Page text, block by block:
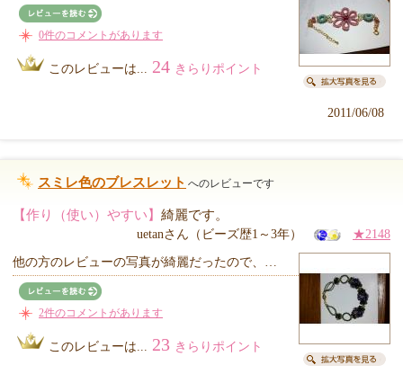
0件のコメントがあります
このレビューは... 24 きらりポイント
2011/06/08
スミレ色のブレスレット へのレビューです
【作り（使い）やすい】 綺麗です。
uetanさん（ビーズ歴1～3年） ★2148
他の方のレビューの写真が綺麗だったので、…
2件のコメントがあります
このレビューは... 23 きらりポイント